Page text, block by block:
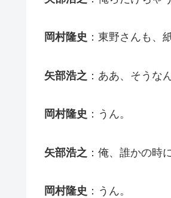
岡村隆史 ：東野さんも、
矢部浩之 ：ああ、そうな
岡村隆史 ：うん。
矢部浩之 ：俺、誰かの時
岡村隆史 ：うん。